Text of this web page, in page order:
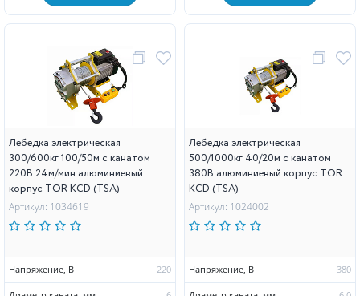
Лебедка электрическая
300/600кг 100/50м с канатом
220В 24м/мин алюминиевый
корпус TOR KCD (TSA)
Артикул: 1034619
Напряжение, В 220
Лебедка электрическая
500/1000кг 40/20м с канатом
380В алюминиевый корпус TOR
KCD (TSA)
Артикул: 1024002
Напряжение, В 380